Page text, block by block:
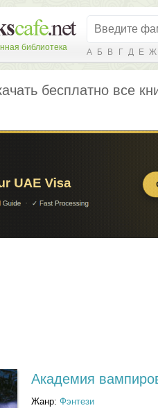
библиотека А Б В Г Д Е Ж
бесплатно все
Академия
Жанр: Фэнтези